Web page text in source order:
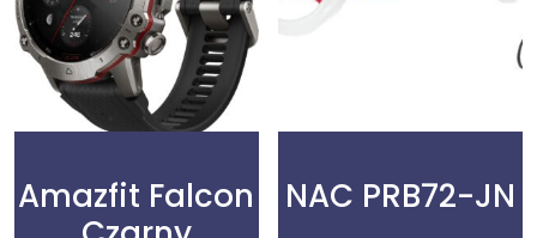
Amazfit Falcon
NAC PRB72-JN